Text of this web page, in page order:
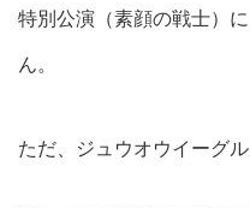
特別公演（素顔の戦士）
ん。
ただ、ジュウオウイーグ